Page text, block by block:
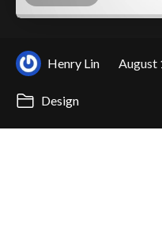
Henry Lin August
Design